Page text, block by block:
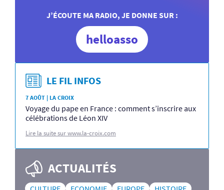
J’ÉCOUTE MA RADIO, JE DONNE SUR :
helloasso
LE FIL INFOS
7 AOÛT | LA CROIX
Voyage du pape en France : comment s’inscrire aux
célébrations de Léon XIV
Lire la suite sur www.la-croix.com
ACTUALITÉS